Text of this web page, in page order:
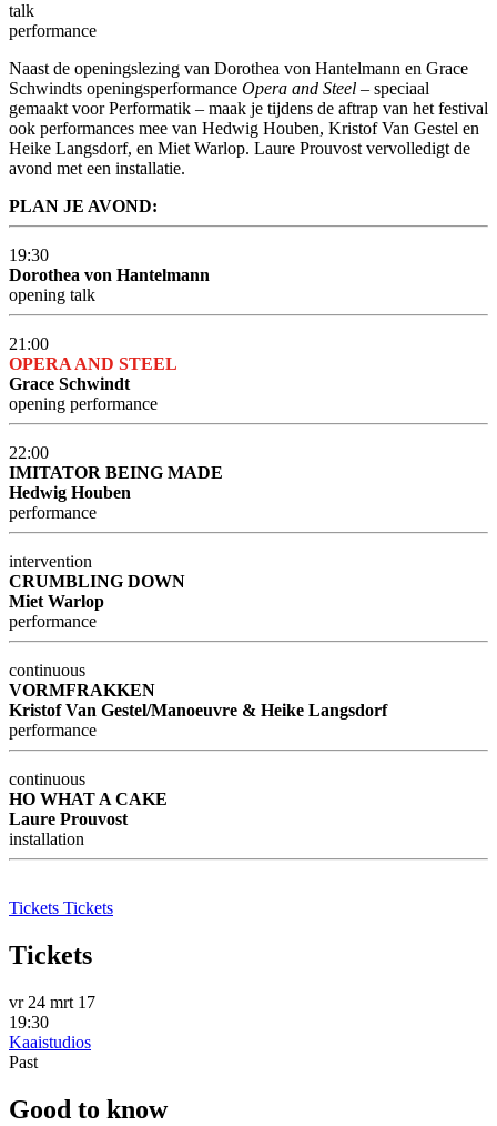
talk
performance
Naast de openingslezing van Dorothea von Hantelmann en Grace
Schwindts openingsperformance Opera and Steel – speciaal
gemaakt voor Performatik – maak je tijdens de aftrap van het festival
ook performances mee van Hedwig Houben, Kristof Van Gestel en
Heike Langsdorf, en Miet Warlop. Laure Prouvost vervolledigt de
avond met een installatie.
PLAN JE AVOND:
19:30
Dorothea von Hantelmann
opening talk
21:00
OPERA AND STEEL
Grace Schwindt
opening performance
22:00
IMITATOR BEING MADE
Hedwig Houben
performance
intervention
CRUMBLING DOWN
Miet Warlop
performance
continuous
VORMFRAKKEN
Kristof Van Gestel/Manoeuvre & Heike Langsdorf
performance
continuous
HO WHAT A CAKE
Laure Prouvost
installation
Tickets Tickets
Tickets
vr 24 mrt 17
19:30
Kaaistudios
Past
Good to know